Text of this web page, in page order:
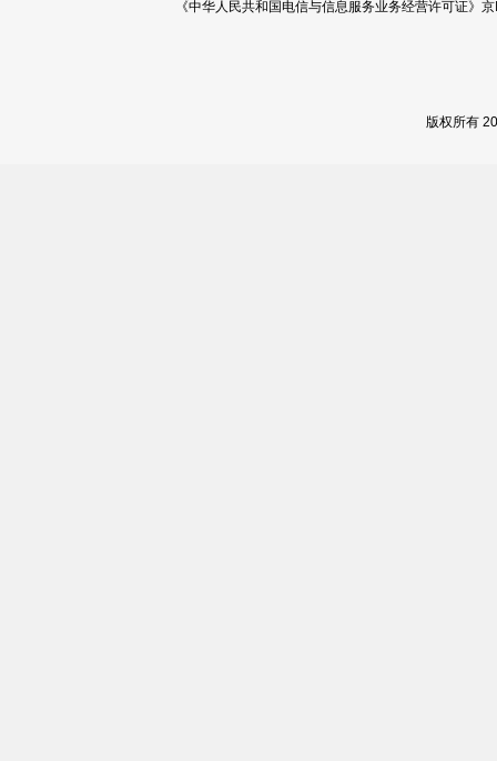
《中华人民共和国电信与信息服务业务经营许可证
版权所有